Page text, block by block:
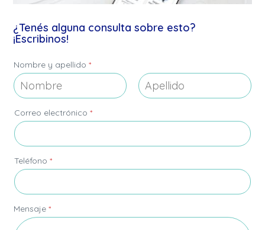
¿Tenés alguna consulta sobre esto?
¡Escribinos!
e
l
e
t
ó
n
i
o
M
n
Nombre y apellido*
Correo electrónico*
Teléfono*
Mensaje*